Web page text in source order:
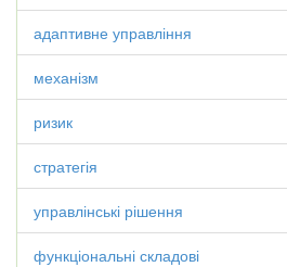
адаптивне управління
механізм
ризик
стратегія
управлінські рішення
функціональні складові